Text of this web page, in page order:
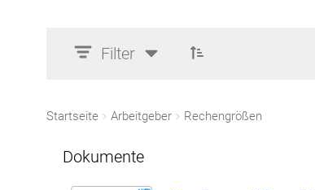
Filter
Startseite Arbeitgeber Rechengrößen
Dokumente